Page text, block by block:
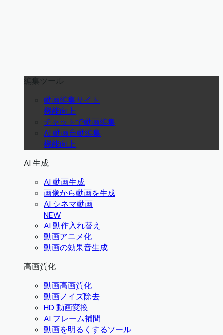
編集ツール
動画編集サイト
機能向上
チャットで動画編集
AI 動画自動編集
機能向上
AI 生成
AI 動画生成
画像から動画を生成
AI シネマ動画
NEW
AI 動作入れ替え
動画アニメ化
動画の効果音生成
高画質化
動画高画質化
動画ノイズ除去
HD 動画変換
AI フレーム補間
動画を明るくするツール